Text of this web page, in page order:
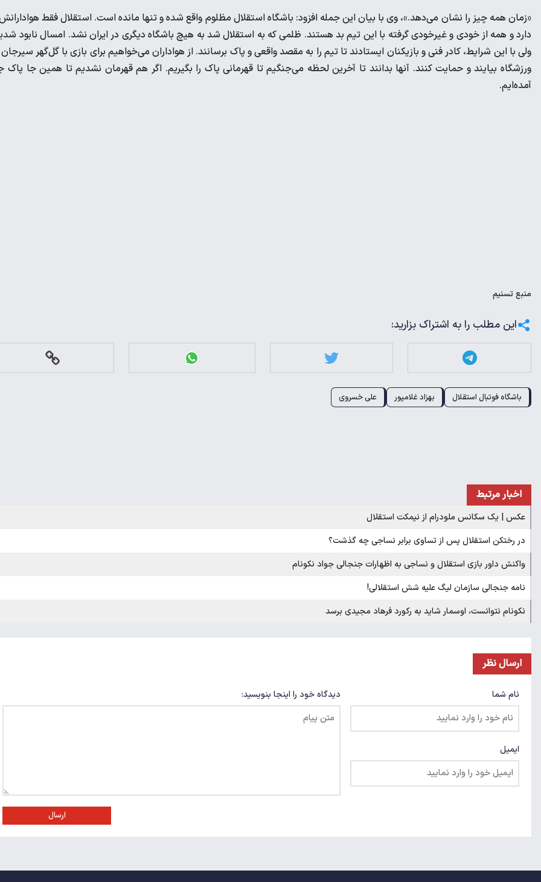
«زمان همه چیز را نشان می‌دهد.»، وی با بیان این جمله افزود: باشگاه استقلال مظلوم واقع شده و تنها مانده است. استقلال فقط
دارد و همه از خودی و غیرخودی گرفته با این تیم بد هستند. ظلمی که به استقلال شد به هیچ باشگاه دیگری در ایران نشد. امسال نابود
ولی با این شرایط، کادر فنی و بازیکنان ایستادند تا تیم را به مقصد واقعی و پاک برسانند. از هواداران می‌خواهیم برای بازی با گل‌گهر
ورزشگاه بیایند و حمایت کنند. آنها بدانند تا آخرین لحظه می‌جنگیم تا قهرمانی پاک را بگیریم. اگر هم قهرمان نشدیم تا همین جا پاک
آمده‌ایم.
منبعتسنیم
این مطلب را به اشتراک بزارید:
باشگاه فوتبال استقلال بهزاد غلامپور علی خسروی
اخبار مرتبط
عکس | یک سکانس ملودرام از نیمکت استقلال
در رختکن استقلال پس از تساوی برابر نساجی چه گذشت؟
واکنش داور بازی استقلال و نساجی به اظهارات جنجالی جواد نکونام
نامه جنجالی سازمان لیگ علیه شش استقلالی!
نکونام نتوانست، اوسمار شاید به رکورد فرهاد مجیدی برسد
ارسال نظر
نام شما
ایمیل
دیدگاه خود را اینجا بنویسید:
ارسال